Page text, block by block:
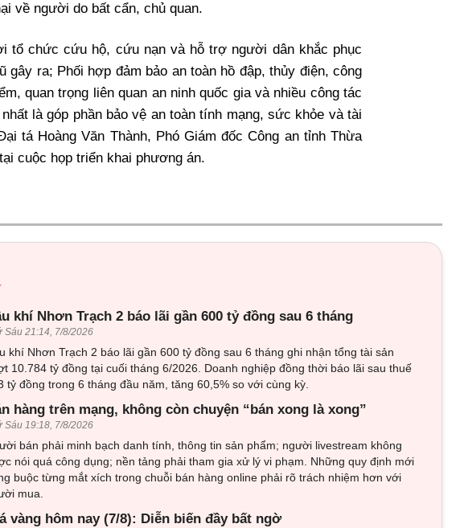
về người do bất cẩn, chủ quan.
tổ chức cứu hộ, cứu nạn và hỗ trợ người dân khắc phục
gây ra; Phối hợp đảm bảo an toàn hồ đập, thủy điện, công
quan trọng liên quan an ninh quốc gia và nhiều công tác
là góp phần bảo vệ an toàn tính mạng, sức khỏe và tài
tá Hoàng Văn Thành, Phó Giám đốc Công an tỉnh Thừa
cuộc họp triển khai phương án.
khí Nhơn Trạch 2 báo lãi gần 600 tỷ đồng sau 6 tháng
Sáu 21:14, 7/8/2026
khí Nhơn Trạch 2 báo lãi gần 600 tỷ đồng sau 6 tháng ghi nhận tổng tài sản
10.784 tỷ đồng tại cuối tháng 6/2026. Doanh nghiệp đồng thời báo lãi sau thuế
tỷ đồng trong 6 tháng đầu năm, tăng 60,5% so với cùng kỳ.
hàng trên mạng, không còn chuyện “bán xong là xong”
Sáu 19:18, 7/8/2026
bán phải minh bạch danh tính, thông tin sản phẩm; người livestream không
nói quá công dụng; nền tảng phải tham gia xử lý vi phạm. Những quy định mới
buộc từng mắt xích trong chuỗi bán hàng online phải rõ trách nhiệm hơn với
mua.
vàng hôm nay (7/8): Diễn biến đầy bất ngờ